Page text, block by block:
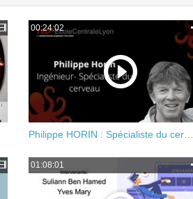
00:24:02
Philippe HORIN : Spécialiste du cer…
01:08:01